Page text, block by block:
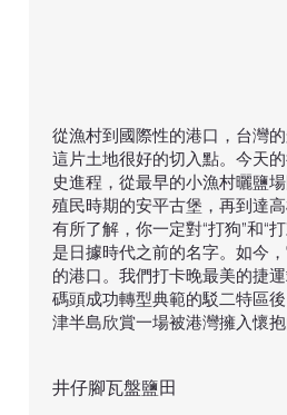
從漁村到國際性的港口，台灣
這片土地很好的切入點。今天
史進程，從最早的小漁村曬鹽
殖民時期的安平古堡，再到達
有所了解，你一定對“打狗”和“
是日據時代之前的名字。如今
的港口。我們打卡晚最美的捷
碼頭成功轉型典範的駁二特區
津半島欣賞一場被港灣擁入懷抱
井仔腳瓦盤鹽田